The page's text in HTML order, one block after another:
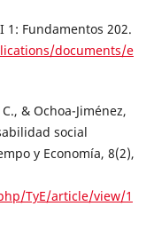
1: Fundamentos 202.
documents/e
& Ochoa-Jiménez,
social
y Economía, 8(2),
TyE/article/view/1